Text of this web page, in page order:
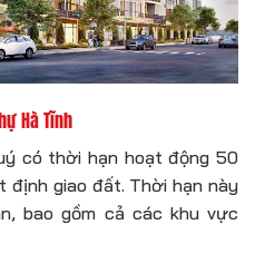
Hà Tĩnh
có thời hạn hoạt động 50
giao đất. Thời hạn này
bao gồm cả các khu vực